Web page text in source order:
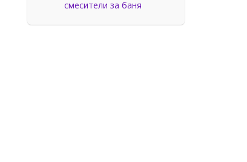
смесители за баня